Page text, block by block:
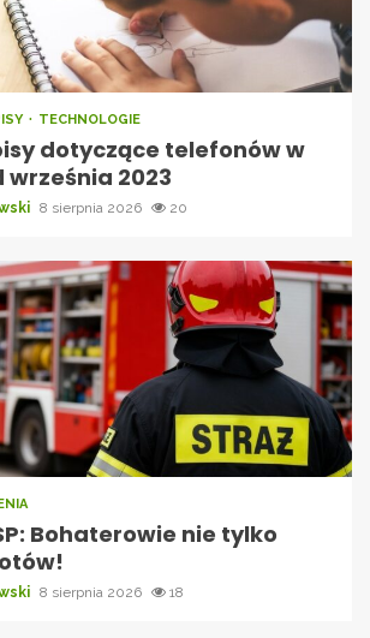
TECHNOLOGIE
dotyczące telefonów w
września 2023
8 sierpnia 2026 20
Bohaterowie nie tylko
8 sierpnia 2026 18